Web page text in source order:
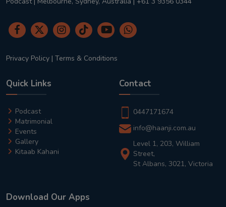
Privacy Policy | Terms & Conditions
Quick Links
Podcast
Matrimonial
Events
Gallery
Kitaab Kahani
Contact
0447171674
info@haanji.com.au
Level 1, 203, William
Street,
St Albans, 3021, Victoria
Download Our Apps